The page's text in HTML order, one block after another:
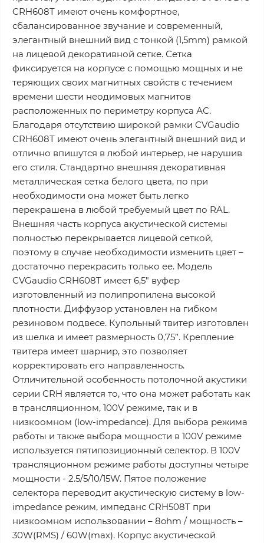
CRH608T имеют очень комфортное,
сбалансированное звучание и современный,
элегантный внешний вид с тонкой (1,5mm) рамкой
на лицевой декоративной сетке. Сетка
фиксируется на корпусе с помощью мощных и не
теряющих своих магнитных свойств с течением
времени шести неодимовых магнитов
расположенных по периметру корпуса АС.
Благодаря отсутствию широкой рамки CVGaudio
CRH608T имеют очень элегантный внешний вид и
отлично впишутся в любой интерьер, не нарушив
его стиля. Стандартно внешняя декоративная
металлическая сетка белого цвета, по при
необходимости она может быть легко
перекрашена в любой требуемый цвет по RAL.
Внешняя часть корпуса акустической системы
полностью перекрывается лицевой сеткой,
поэтому в случае необходимости изменить цвет –
достаточно перекрасить только ее. Модель
CVGaudio CRH608T имеет 6,5" вуфер
изготовленный из полипропилена высокой
плотности. Диффузор установлен на гибком
резиновом подвесе. Купольный твитер изготовлен
из шелка и имеет размерность 0,75”. Крепление
твитера имеет шарнир, это позволяет
корректировать его направленность.
Отличительной особенность потолочной акустики
серии CRH является то, что она может работать как
в трансляционном, 100V режиме, так и в
низкоомном (low-impedance). Для выбора режима
работы и также выбора мощности в 100V режиме
используется пятипозиционный селектор. В 100V
трансляционном режиме работы доступны четыре
мощности - 2.5/5/10/15W. Пятое положение
селектора переводит акустическую систему в low-
impedance режим, импеданс CRH508T при
низкоомном использовании – 8ohm / мощность –
30W(RMS) / 60W(max). Корпус акустической